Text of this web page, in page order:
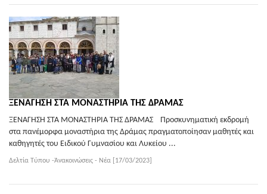
ΞΕΝΑΓΗΣΗ ΣΤΑ ΜΟΝΑΣΤΗΡΙΑ ΤΗΣ ΔΡΑΜΑΣ
ΞΕΝΑΓΗΣΗ ΣΤΑ ΜΟΝΑΣΤΗΡΙΑ ΤΗΣ ΔΡΑΜΑΣ Προσκυνηματική εκδρομή
στα πανέμορφα μοναστήρια της Δράμας πραγματοποίησαν μαθητές και
καθηγητές του Ειδικού Γυμνασίου και Λυκείου ...
Δελτία Τύπου -Ἀνακοινώσεις - Νέα [17/03/2023]